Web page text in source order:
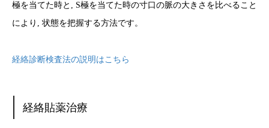
極を当てた時と, S極を当てた時の寸口の脈の大きさを比べること
により, 状態を把握する方法です。
経絡診断検査法の説明はこちら
経絡貼薬治療